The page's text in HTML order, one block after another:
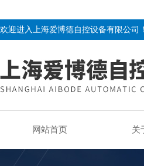
欢迎进入上海爱博德自控设备有限公司！
网站首页 关